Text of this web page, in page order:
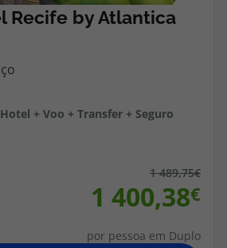
Hotel + Voo + Transfer + Seguro
1 489,75
1 400,38
por pessoa em Duplo